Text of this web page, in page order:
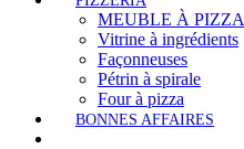
MEUBLE À PIZZA
Vitrine à ingrédients
Façonneuses
Pétrin à spirale
Four à pizza
BONNES AFFAIRES